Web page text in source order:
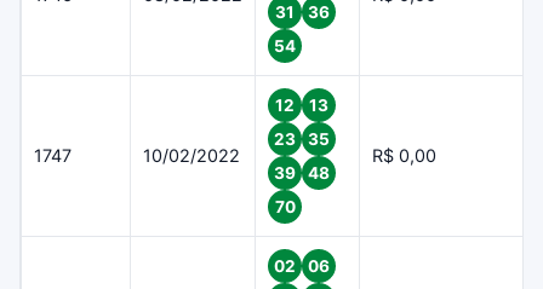
31
36
54
1747 10/02/2022
12
13
23
35
39
48
70
R$ 0,00
02
06